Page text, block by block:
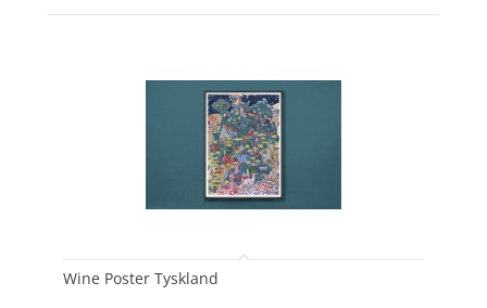
Wine Poster Tyskland